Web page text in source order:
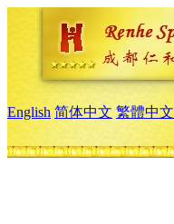
English 简体中文 繁體中文